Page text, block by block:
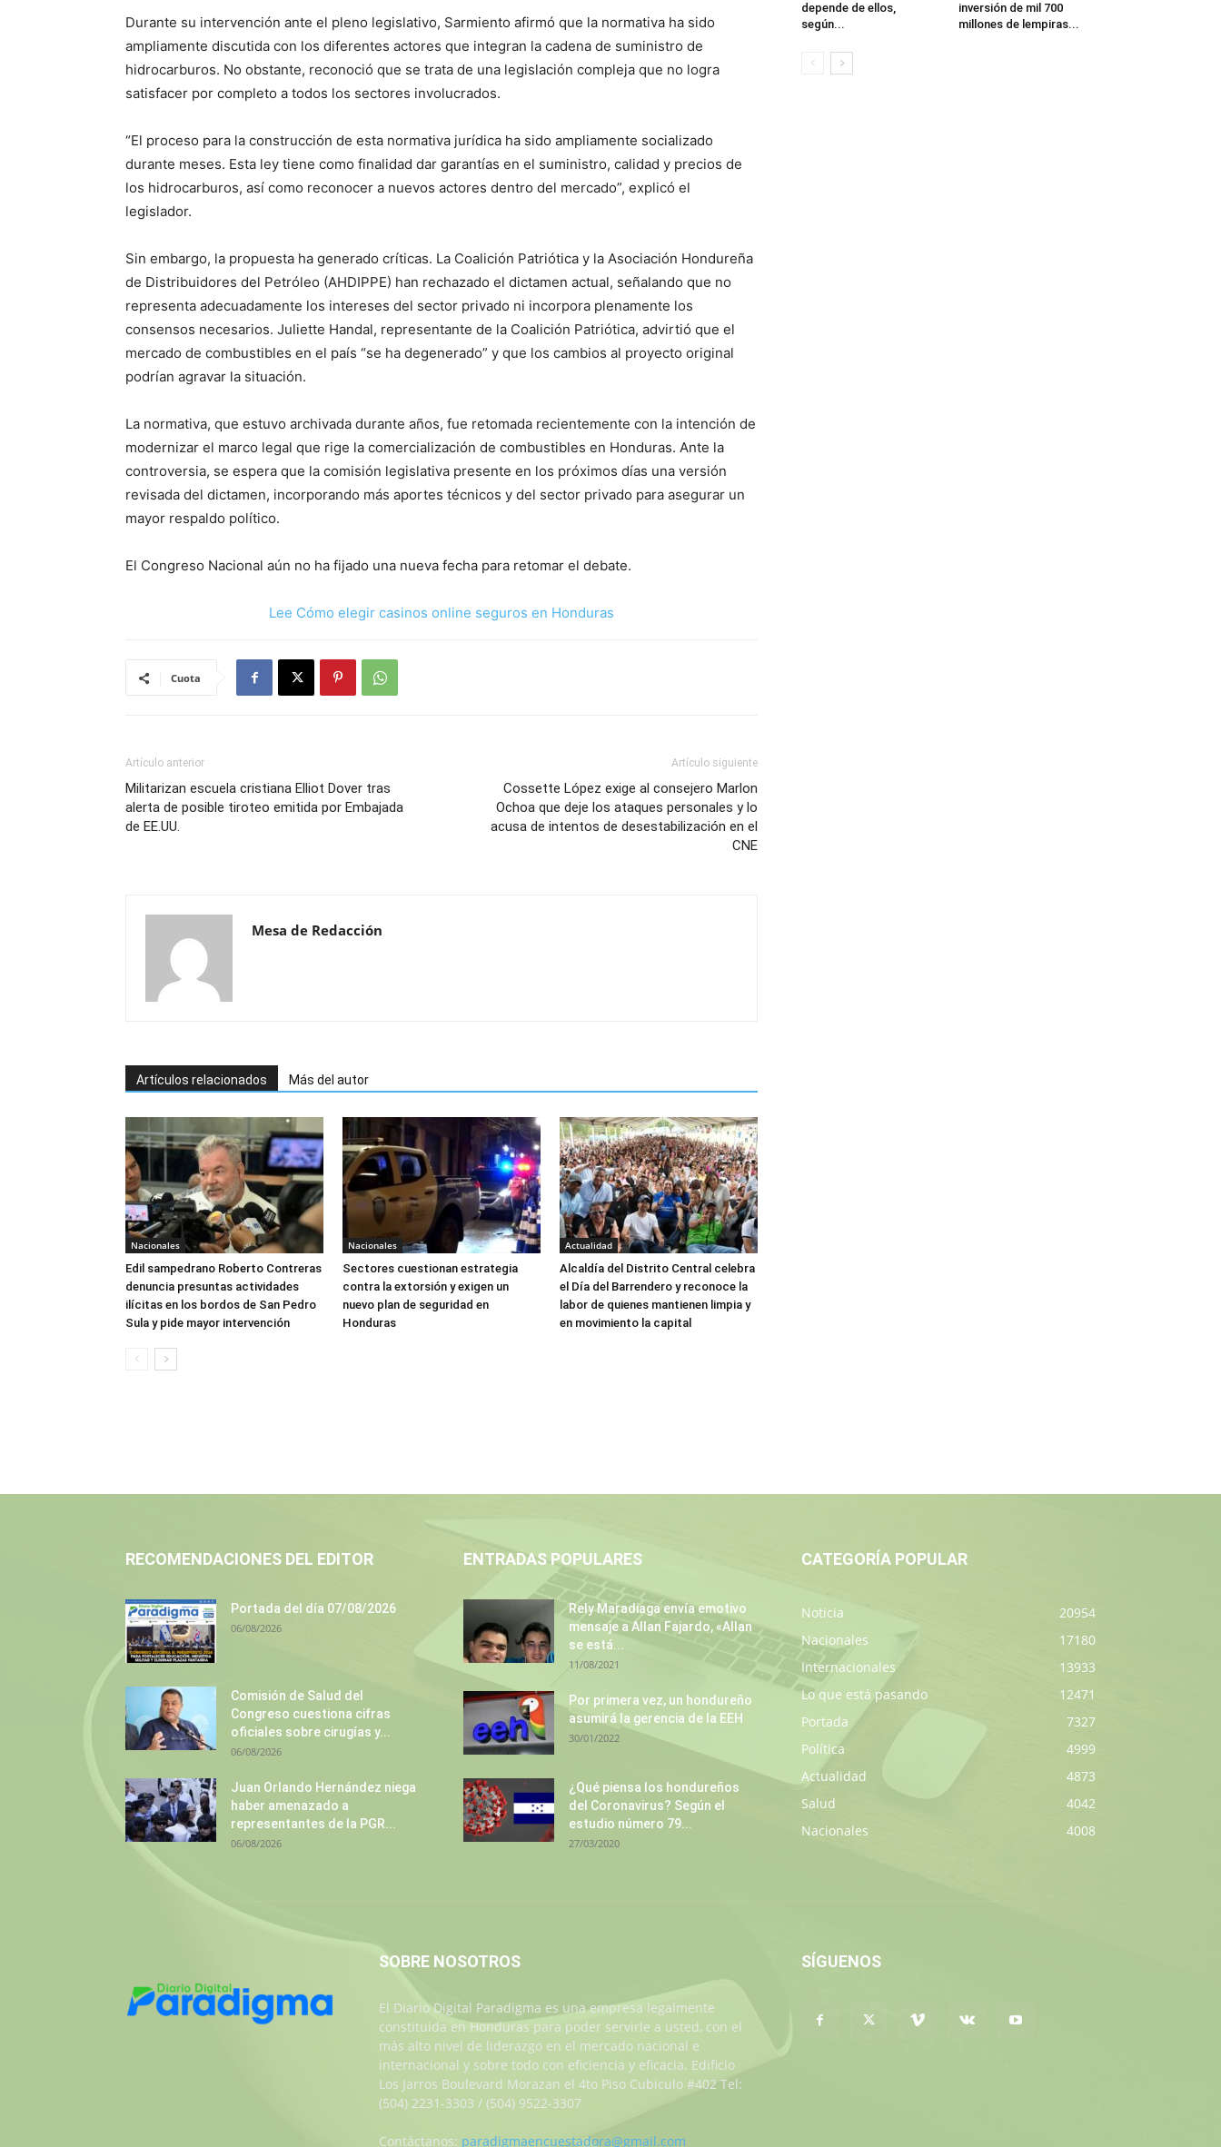
Durante su intervención ante el pleno legislativo, Sarmiento afirmó que la normativa ha sido
ampliamente discutida con los diferentes actores que integran la cadena de suministro de
hidrocarburos. No obstante, reconoció que se trata de una legislación compleja que no logra
satisfacer por completo a todos los sectores involucrados.
“El proceso para la construcción de esta normativa jurídica ha sido ampliamente socializado
durante meses. Esta ley tiene como finalidad dar garantías en el suministro, calidad y precios de
los hidrocarburos, así como reconocer a nuevos actores dentro del mercado”, explicó el
legislador.
Sin embargo, la propuesta ha generado críticas. La Coalición Patriótica y la Asociación Hondureña
de Distribuidores del Petróleo (AHDIPPE) han rechazado el dictamen actual, señalando que no
representa adecuadamente los intereses del sector privado ni incorpora plenamente los
consensos necesarios. Juliette Handal, representante de la Coalición Patriótica, advirtió que el
mercado de combustibles en el país “se ha degenerado” y que los cambios al proyecto original
podrían agravar la situación.
La normativa, que estuvo archivada durante años, fue retomada recientemente con la intención de
modernizar el marco legal que rige la comercialización de combustibles en Honduras. Ante la
controversia, se espera que la comisión legislativa presente en los próximos días una versión
revisada del dictamen, incorporando más aportes técnicos y del sector privado para asegurar un
mayor respaldo político.
El Congreso Nacional aún no ha fijado una nueva fecha para retomar el debate.
Lee Cómo elegir casinos online seguros en Honduras
Cuota
Artículo anterior
Militarizan escuela cristiana Elliot Dover tras
alerta de posible tiroteo emitida por Embajada
de EE.UU.
Artículo siguiente
Cossette López exige al consejero Marlon
Ochoa que deje los ataques personales y lo
acusa de intentos de desestabilización en el
CNE
Mesa de Redacción
Artículos relacionados Más del autor
Nacionales
Edil sampedrano Roberto Contreras
denuncia presuntas actividades
ilícitas en los bordos de San Pedro
Sula y pide mayor intervención
Nacionales
Sectores cuestionan estrategia
contra la extorsión y exigen un
nuevo plan de seguridad en
Honduras
Actualidad
Alcaldía del Distrito Central celebra
el Día del Barrendero y reconoce la
labor de quienes mantienen limpia y
en movimiento la capital
depende de ellos,
según...
inversión de mil 700
millones de lempiras...
RECOMENDACIONES DEL EDITOR
Portada del día 07/08/2026
06/08/2026
Comisión de Salud del
Congreso cuestiona cifras
oficiales sobre cirugías y...
06/08/2026
Juan Orlando Hernández niega
haber amenazado a
representantes de la PGR...
06/08/2026
ENTRADAS POPULARES
Rely Maradiaga envía emotivo
mensaje a Allan Fajardo, «Allan
se está...
11/08/2021
Por primera vez, un hondureño
asumirá la gerencia de la EEH
30/01/2022
¿Qué piensa los hondureños
del Coronavirus? Según el
estudio número 79...
27/03/2020
CATEGORÍA POPULAR
Noticia
20954
Nacionales
17180
Internacionales
13933
Lo que está pasando
12471
Portada
7327
Política
4999
Actualidad
4873
Salud
4042
Nacionales
4008
SOBRE NOSOTROS
El Diario Digital Paradigma es una empresa legalmente
constituida en Honduras para poder servirle a usted, con el
más alto nivel de liderazgo en el mercado nacional e
internacional y sobre todo con eficiencia y eficacia. Edificio
Los Jarros Boulevard Morazan el 4to Piso Cubiculo #402 Tel:
(504) 2231-3303 / (504) 9522-3307
Contáctanos: paradigmaencuestadora@gmail.com
SÍGUENOS